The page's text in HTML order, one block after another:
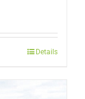
Details